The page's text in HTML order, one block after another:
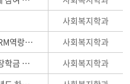
사회복지학과
🤩위세광명포인트1점🤩2026 CHARM역랑자가진단 참여 안내
사회복지학과
2026학년도 1학기 위세광명포인트장학금 신청 안내
사회복지학과